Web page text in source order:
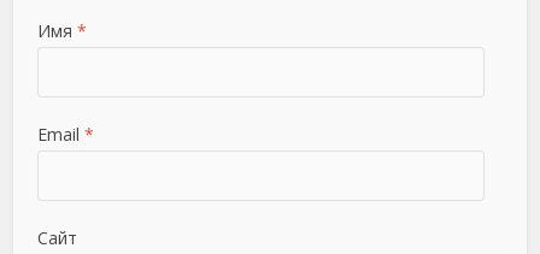
Имя *
Email *
Сайт